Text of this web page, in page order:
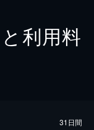
利用料
31日間